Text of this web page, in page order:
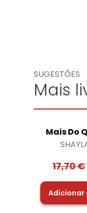
SUGESTÕES
Mais
Mais Do
17,70€
Adicionar